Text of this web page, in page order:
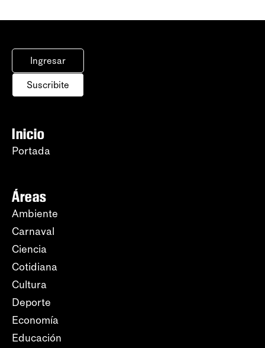
Ingresar
Suscribite
Inicio
Portada
Áreas
Ambiente
Carnaval
Ciencia
Cotidiana
Cultura
Deporte
Economía
Educación